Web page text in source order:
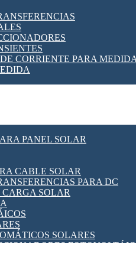
CORRIENTE PARA
PANEL SOLAR
CABLE SOLAR
PARA DC
SOLAR
SOLARES